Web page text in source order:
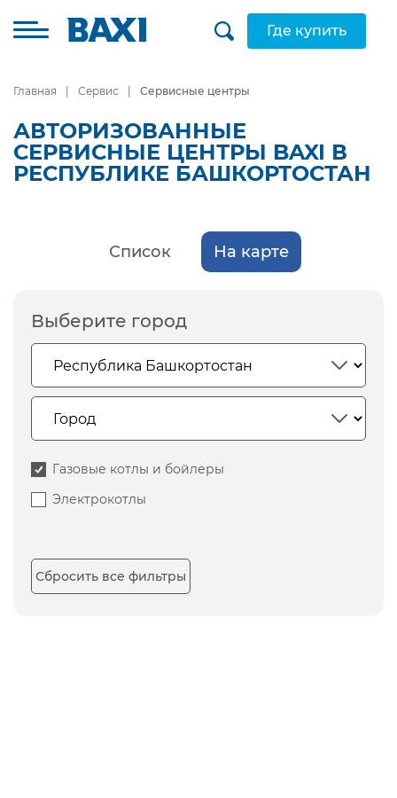
Где купить
Главная Сервис Сервисные центры
АВТОРИЗОВАННЫЕ
СЕРВИСНЫЕ ЦЕНТРЫ BAXI В
РЕСПУБЛИКЕ БАШКОРТОСТАН
Список На карте
Выберите город
Газовые котлы и бойлеры
Электрокотлы
Сбросить все фильтры